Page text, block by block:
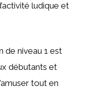
ludique et
de niveau 1 est
débutants et
tout en